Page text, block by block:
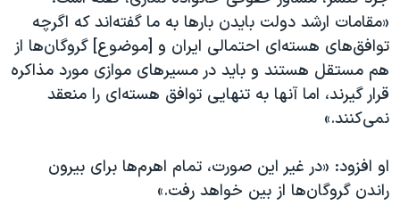
«مقامات ارشد دولت بایدن بارها به ما گفته‌اند که اگرچه
توافق‌های هسته‌ای احتمالی ایران و [موضوع] گروگان‌ها از
هم مستقل هستند و باید در مسیرهای موازی مورد مذاکره
قرار گیرند، اما آنها به تنهایی توافق هسته‌ای را منعقد
نمی‌کنند.»
او افزود: «در غیر این صورت، تمام اهرم‌ها برای بیرون
راندن گروگان‌ها از بین خواهد رفت.»